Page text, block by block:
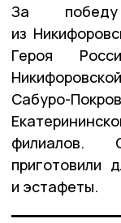
За
из
Героя
Сабуро-
филиалов.
приготовили
и эстафеты.